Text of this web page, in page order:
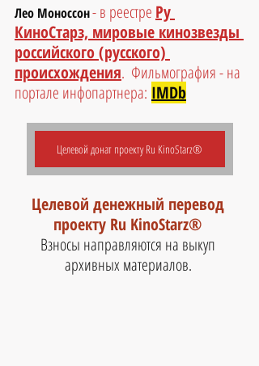
Лео Моноссон- в реестре Ру
КиноСтарз, мировые кинозвезды
российского (русского)
происхождения.  Фильмография - на
портале инфопартнера: IMDb
Целевой донат проекту Ru KinoStarz®
Целевой денежный перевод
проекту Ru KinoStarz®
Взносы направляются на выкуп
архивных материалов.